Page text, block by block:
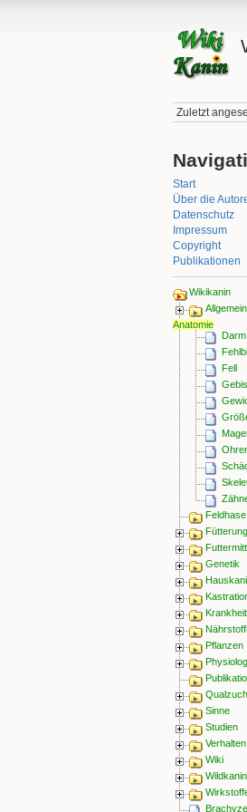
Zuletzt
Start
Über die
Datenschutz
Impressum
Copyright
Publikationen
Wikikanin
Anatomie
Darm
Fell
Feldhase
Fütterung
Genetik
Pflanzen
Sinne
Studien
Verhalten
Wiki